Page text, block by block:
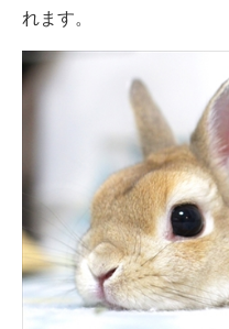
好きが集まる 比べて選べる
ビジネスと働き方のヒント
AI活用のいまが分かる
企業ITのトレンドを詳説
経営リーダーのコミュニティ
れます。